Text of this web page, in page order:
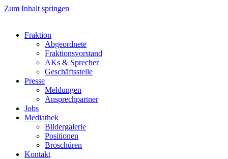
Zum Inhalt springen
Fraktion
Abgeordnete
Fraktions­vorstand
AKs & Sprecher
Geschäftsstelle
Presse
Meldungen
Ansprechpartner
Jobs
Mediathek
Bildergalerie
Positionen
Broschüren
Kontakt